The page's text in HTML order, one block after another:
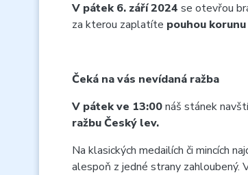
V pátek 6. září 2024 se otevřou
za kterou zaplatíte pouhou korunu
Čeká na vás nevídaná ražba
V pátek ve 13:00náš stánek
ražbu Český lev.
Na klasických medailích či mincích
alespoň z jedné strany zahloubený.